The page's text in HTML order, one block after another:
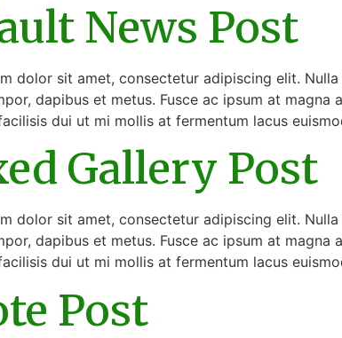
News Post
dolor sit amet, consectetur adipiscing elit.
dapibus et metus. Fusce ac ipsum at
dui ut mi mollis at fermentum lacus
Gallery Post
dolor sit amet, consectetur adipiscing elit.
dapibus et metus. Fusce ac ipsum at
dui ut mi mollis at fermentum lacus
Post